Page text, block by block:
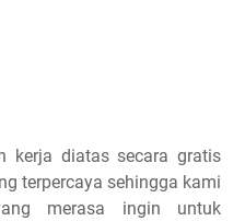
kerja diatas secara gratis
terpercaya sehingga kami
merasa ingin untuk